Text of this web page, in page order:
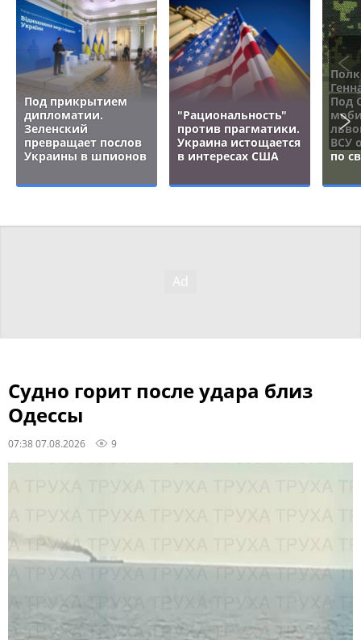
Под прикрытием
дипломатии.
Зеленский
превращает послов
Украины в шпионов
"Рациональность"
против прагматики.
Украина истощается
в интересах США
Под
ВСУ
по
Судно горит после удара близ
Одессы
07:38 07.08.2026 9